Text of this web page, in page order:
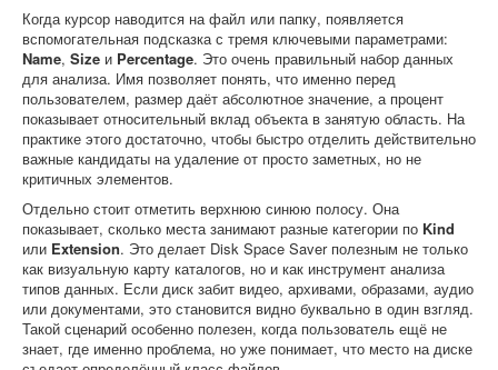
Когда курсор наводится на файл или папку, появляется
вспомогательная подсказка с тремя ключевыми параметрами:
Name, Size и Percentage. Это очень правильный набор данных
для анализа. Имя позволяет понять, что именно перед
пользователем, размер даёт абсолютное значение, а процент
показывает относительный вклад объекта в занятую область. На
практике этого достаточно, чтобы быстро отделить действительно
важные кандидаты на удаление от просто заметных, но не
критичных элементов.
Отдельно стоит отметить верхнюю синюю полосу. Она
показывает, сколько места занимают разные категории по Kind
или Extension. Это делает Disk Space Saver полезным не только
как визуальную карту каталогов, но и как инструмент анализа
типов данных. Если диск забит видео, архивами, образами, аудио
или документами, это становится видно буквально в один взгляд.
Такой сценарий особенно полезен, когда пользователь ещё не
знает, где именно проблема, но уже понимает, что место на диске